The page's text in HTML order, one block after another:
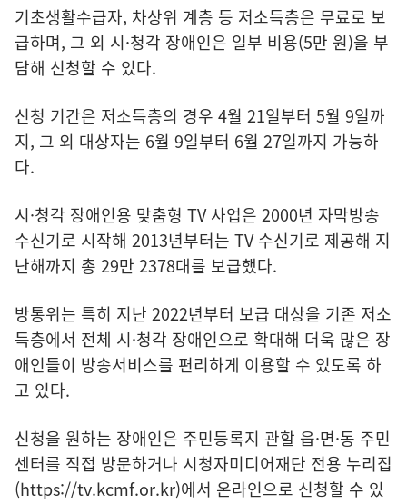
기초생활수급자, 차상위 계층 등 저소득층은 무료로 보
급하며, 그 외 시·청각 장애인은 일부 비용(5만 원)을 부
담해 신청할 수 있다.
신청 기간은 저소득층의 경우 4월 21일부터 5월 9일까
지, 그 외 대상자는 6월 9일부터 6월 27일까지 가능하
다.
시·청각 장애인용 맞춤형 TV 사업은 2000년 자막방송
수신기로 시작해 2013년부터는 TV 수신기로 제공해 지
난해까지 총 29만 2378대를 보급했다.
방통위는 특히 지난 2022년부터 보급 대상을 기존 저소
득층에서 전체 시·청각 장애인으로 확대해 더욱 많은 장
애인들이 방송서비스를 편리하게 이용할 수 있도록 하
고 있다.
신청을 원하는 장애인은 주민등록지 관할 읍·면·동 주민
센터를 직접 방문하거나 시청자미디어재단 전용 누리집
(https://tv.kcmf.or.kr)에서 온라인으로 신청할 수 있